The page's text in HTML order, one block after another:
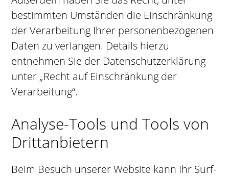
bestimmten Umständen die Einschränkung
der Verarbeitung Ihrer personenbezogenen
Daten zu verlangen. Details hierzu
entnehmen Sie der Datenschutzerklärung
unter „Recht auf Einschränkung der
Verarbeitung“.
Analyse-Tools und Tools von
Drittanbietern
Beim Besuch unserer Website kann Ihr Surf-